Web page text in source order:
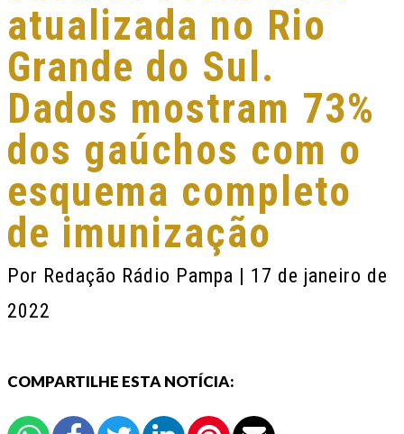
atualizada no Rio
Grande do Sul.
Dados mostram 73%
dos gaúchos com o
esquema completo
de imunização
Por Redação Rádio Pampa | 17 de janeiro de
2022
COMPARTILHE ESTA NOTÍCIA: